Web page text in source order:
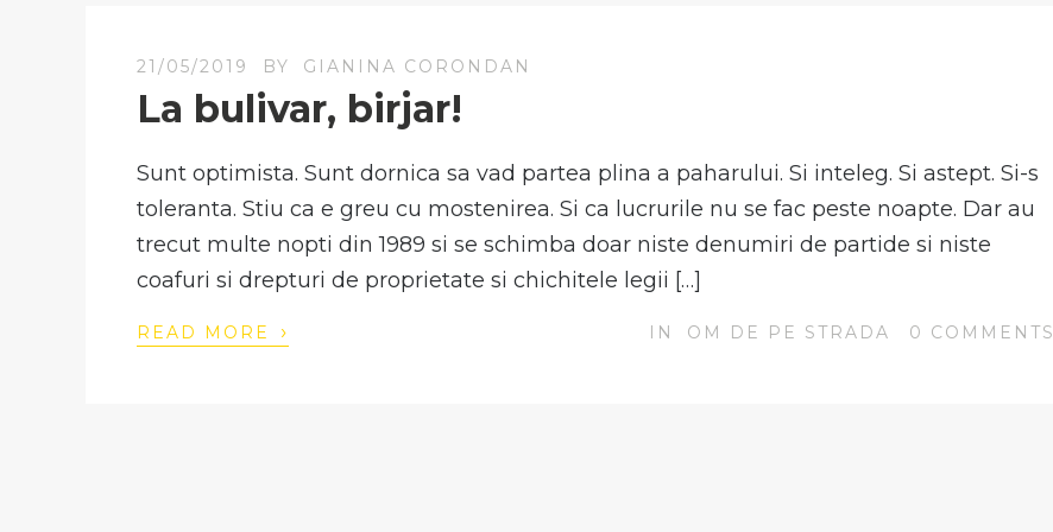
21/05/2019 BY GIANINA CORONDAN
La bulivar, birjar!
Sunt optimista. Sunt dornica sa vad partea plina a paharului. Si inteleg. Si astept. Si-s
toleranta. Stiu ca e greu cu mostenirea. Si ca lucrurile nu se fac peste noapte. Dar au
trecut multe nopti din 1989 si se schimba doar niste denumiri de partide si niste
coafuri si drepturi de proprietate si chichitele legii […]
READ MORE › IN OM DE PE STRADA 0 COMMENTS